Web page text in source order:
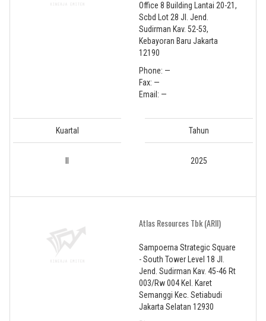
Office 8 Building Lantai 20-21,
Scbd Lot 28 Jl. Jend.
Sudirman Kav. 52-53,
Kebayoran Baru Jakarta
12190
Phone: —
Fax: —
Email: —
Kuartal Tahun
2025
Atlas Resources Tbk (ARII)
Sampoerna Strategic Square
- South Tower Level 18 Jl.
Jend. Sudirman Kav. 45-46 Rt
003/Rw 004 Kel. Karet
Semanggi Kec. Setiabudi
Jakarta Selatan 12930